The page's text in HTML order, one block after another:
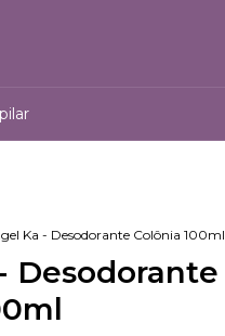
Ka - Desodorante Colônia 100ml
Desodorante